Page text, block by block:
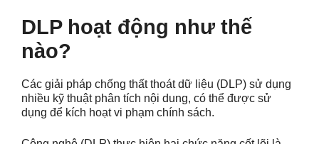
DLP hoạt động như thế
nào?
Các giải pháp chống thất thoát dữ liệu (DLP) sử dụng
nhiều kỹ thuật phân tích nội dung, có thể được sử
dụng để kích hoạt vi phạm chính sách.